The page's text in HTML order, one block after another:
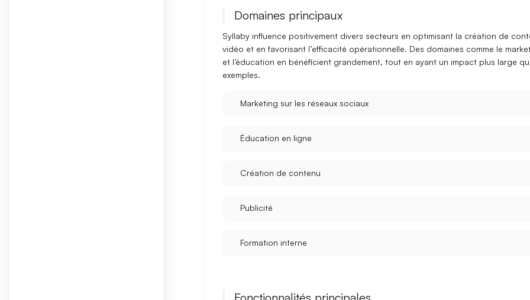
Domaines principaux
Syllaby influence positivement divers secteurs en optimisant la création de
vidéo et en favorisant l’efficacité opérationnelle. Des domaines comme le
et l’éducation en bénéficient grandement, tout en ayant un impact plus large
exemples.
Marketing sur les réseaux sociaux
Éducation en ligne
Création de contenu
Publicité
Formation interne